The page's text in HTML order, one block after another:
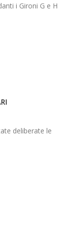
i Gironi G e H
deliberate le